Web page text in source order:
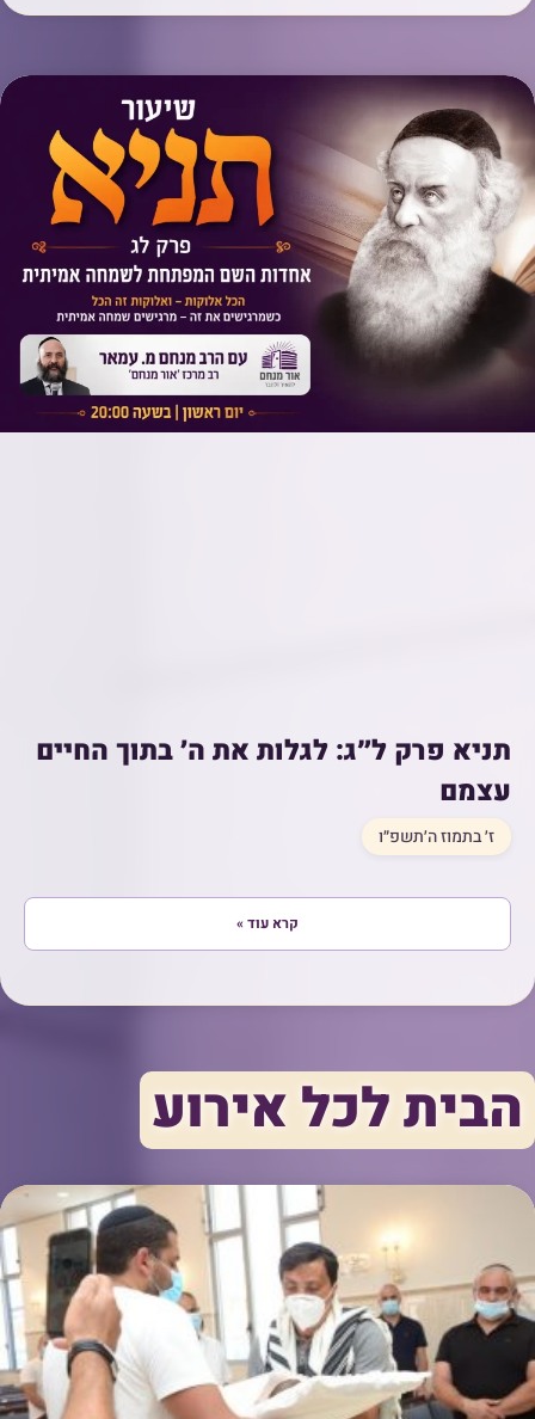
תניא פרק ל״ג: לגלות את ה׳ בתוך החיים
עצמם
ז׳ בתמוז ה׳תשפ״ו
קרא עוד »
הבית לכל אירוע